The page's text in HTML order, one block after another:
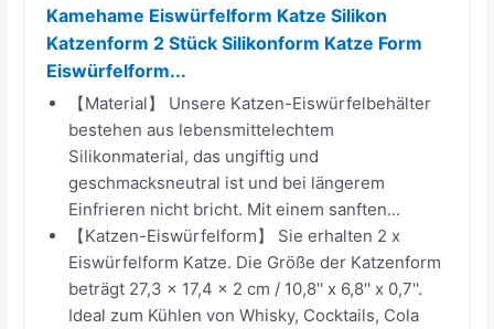
Kamehame Eiswürfelform Katze Silikon
Katzenform 2 Stück Silikonform Katze Form
Eiswürfelform...
【Material】 Unsere Katzen-Eiswürfelbehälter
bestehen aus lebensmittelechtem
Silikonmaterial, das ungiftig und
geschmacksneutral ist und bei längerem
Einfrieren nicht bricht. Mit einem sanften...
【Katzen-Eiswürfelform】 Sie erhalten 2 x
Eiswürfelform Katze. Die Größe der Katzenform
beträgt 27,3 x 17,4 x 2 cm / 10,8'' x 6,8'' x 0,7''.
Ideal zum Kühlen von Whisky, Cocktails, Cola